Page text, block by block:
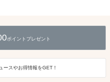
ポイントプレゼント
スやお得情報をGET！